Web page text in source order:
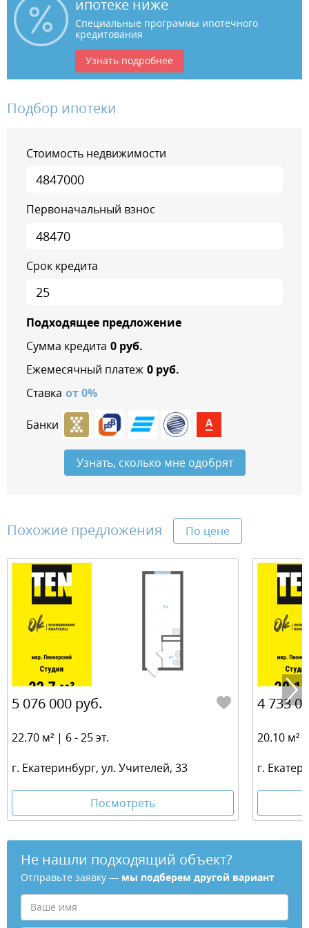
ипотеке ниже
Специальные программы ипотечного
кредитования
Узнать подробнее
Подбор ипотеки
Стоимость недвижимости
Первоначальный взнос
Срок кредита
Подходящее предложение
Сумма кредита 0руб.
Ежемесячный платеж 0руб.
Ставка от0%
Банки
Узнать, сколько мне одобрят
Похожие предложения По цене
5 076 000 руб.
22.70 м² | 6 - 25 эт.
г. Екатеринбург, ул. Учителей, 33
Посмотреть
4 733
20.10 м²
г.
Не нашли подходящий объект?
Отправьте заявку — мы подберем другой вариант